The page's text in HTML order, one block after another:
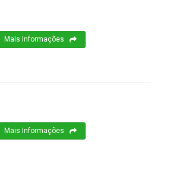
Mais Informações
Mais Informações